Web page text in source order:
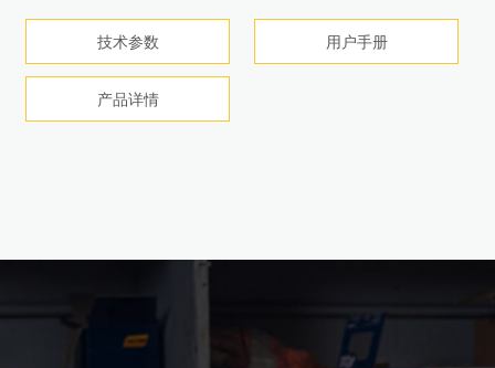
技术参数 用户手册
产品详情
技术参数 用户手册
产品详情
用户手册 产品详情
技术参数 用户手册
产品详情
产品详情
产品详情
产品详情
技术参数 产品详情
技术参数 产品详情
技术参数 产品详情
用户手册 技术参数
产品详情
技术参数 用户手册
产品详情
技术参数 用户手册
产品详情
技术参数 产品详情
技术参数 用户手册
产品详情
技术参数 用户手册
技术参数 用户手册
产品详情
噪音。
技术参数
技术参数 用户手册
产品详情
技术参数 用户手册
产品详情
技术参数 用户手册
产品详情
技术参数 用户手册
产品详情
产品详情
技术参数 产品手册
产品详情
技术参数 用户手册
产品详情
技术参数 产品详情